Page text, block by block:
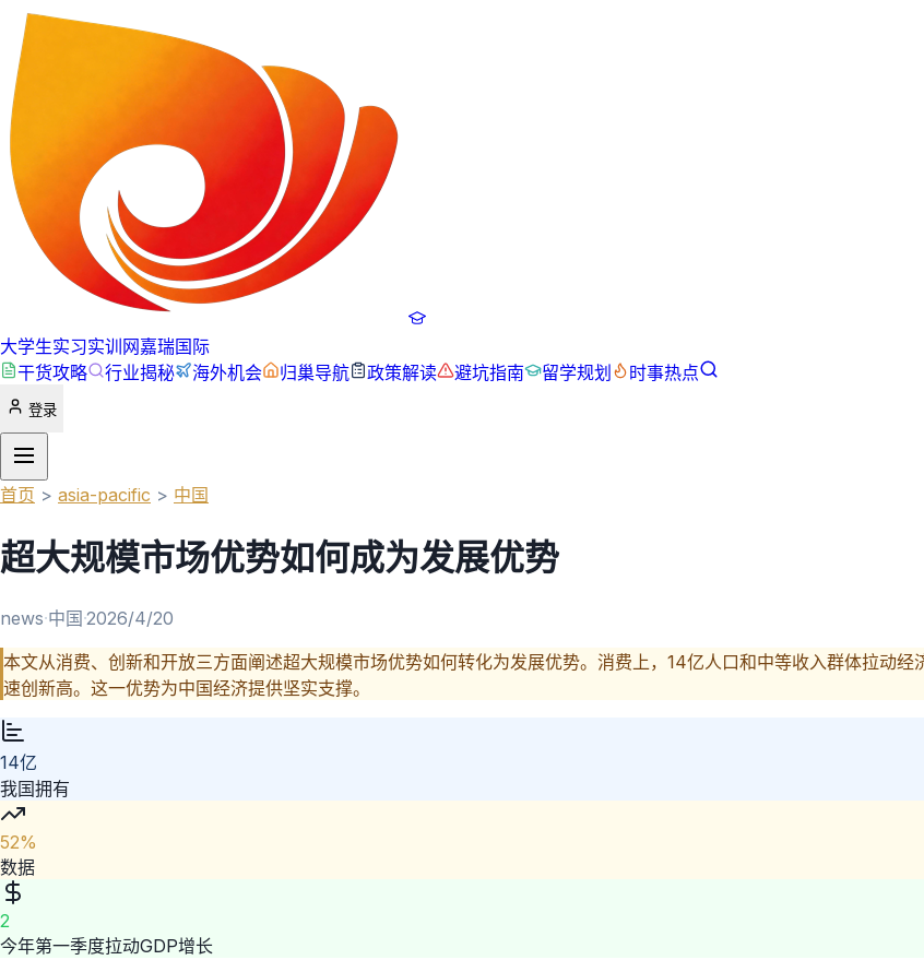
大学生实习实训网嘉瑞国际
干货攻略
行业揭秘 海外机会 归巢导航 政策解读 避坑指南 留学规划 时事热点
登录
首页 > asia-pacific > 中国
超大规模市场优势如何成为发展优势
news·中国·2026/4/20
本文从消费、创新和开放三方面阐述超大规模市场优势如何转化为发展优势。消费上，14亿人口和中等收入群体拉动
速创新高。这一优势为中国经济提供坚实支撑。
14亿
我国拥有
52%
数据
2
今年第一季度拉动GDP增长